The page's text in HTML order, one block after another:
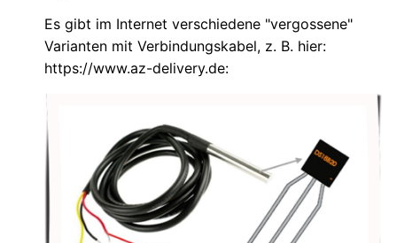
Es gibt im Internet verschiedene "vergossene"
Varianten mit Verbindungskabel, z. B. hier:
https://www.az-delivery.de: